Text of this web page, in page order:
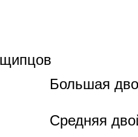
щипцов
Большая
Средняя